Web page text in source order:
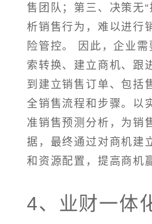
售团队；第三、决策无
析销售行为，难以进行
险管控。 因此，企业
索转换、建立商机、跟
到建立销售订单、包括
全销售流程和步骤。以
准销售预测分析，为销
据，最终通过对商机建
和资源配置，提高商机
4、业财一体